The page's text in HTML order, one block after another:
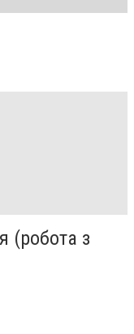
(робота з